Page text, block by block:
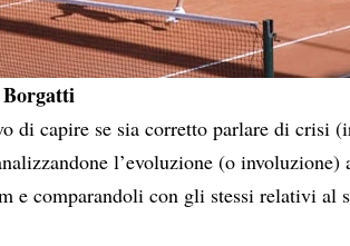
Borgatti
di capire se sia corretto parlare di crisi
l’evoluzione (o
e comparandoli con gli stessi relativi al